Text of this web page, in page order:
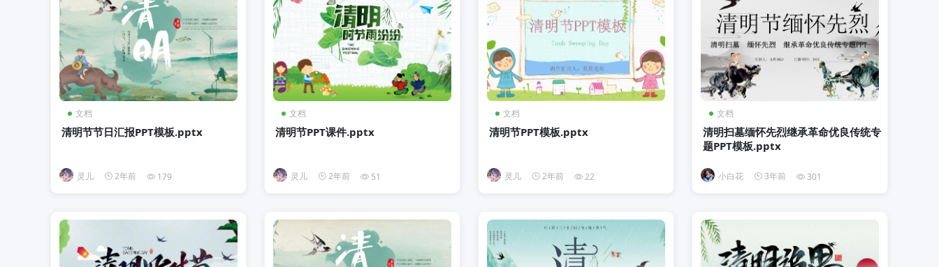
文档
清明节节日汇报PPT模板.pptx
灵儿 2年前 179
文档
清明节PPT课件.pptx
灵儿 2年前 51
文档
清明节PPT模板.pptx
灵儿 2年前 22
文档
清明扫墓缅怀先烈继承革命优良传统专
题PPT模板.pptx
小白花 3年前 301